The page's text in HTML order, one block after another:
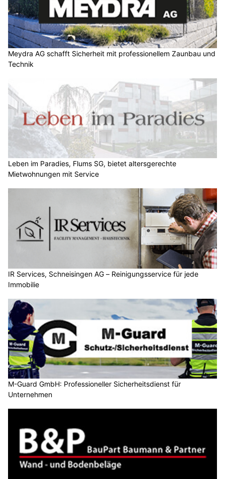
Meydra AG schafft Sicherheit mit professionellem Zaunbau und
Technik
Leben im Paradies, Flums SG, bietet altersgerechte
Mietwohnungen mit Service
IR Services, Schneisingen AG – Reinigungsservice für jede
Immobilie
M-Guard GmbH: Professioneller Sicherheitsdienst für
Unternehmen